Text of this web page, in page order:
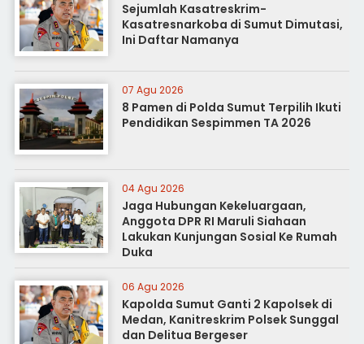
Sejumlah Kasatreskrim-
Kasatresnarkoba di Sumut Dimutasi,
Ini Daftar Namanya
07 Agu 2026
8 Pamen di Polda Sumut Terpilih Ikuti
Pendidikan Sespimmen TA 2026
04 Agu 2026
Jaga Hubungan Kekeluargaan,
Anggota DPR RI Maruli Siahaan
Lakukan Kunjungan Sosial Ke Rumah
Duka
06 Agu 2026
Kapolda Sumut Ganti 2 Kapolsek di
Medan, Kanitreskrim Polsek Sunggal
dan Delitua Bergeser